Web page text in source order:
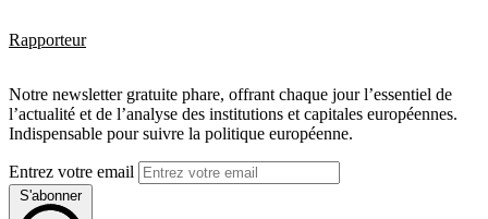
Rapporteur
Notre newsletter gratuite phare, offrant chaque jour l’essentiel de
l’actualité et de l’analyse des institutions et capitales européennes.
Indispensable pour suivre la politique européenne.
Entrez votre email
S'abonner